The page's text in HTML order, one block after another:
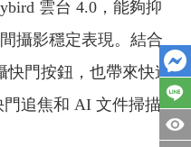
雲台 4.0，能夠抑
攝影穩定表現。結合
快門按鈕，也帶來快速
追焦和 AI 文件掃描